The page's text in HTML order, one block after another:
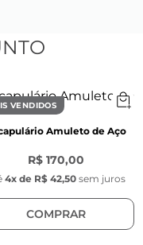
os tamanhos:
VENDIDOS
Amuleto de Aço
R$ 170,00
4x de R$ 42,50 sem juros
COMPRAR